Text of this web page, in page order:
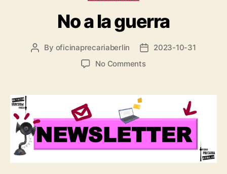
No a la guerra
Post
By oficinaprecariaberlin
Post2023-10-31
No Commentson
la